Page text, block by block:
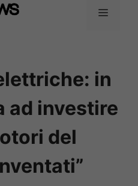
MENU
in
ad investire
del